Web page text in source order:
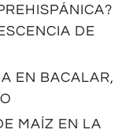
DE
EN BACALAR,
MAÍZ EN LA